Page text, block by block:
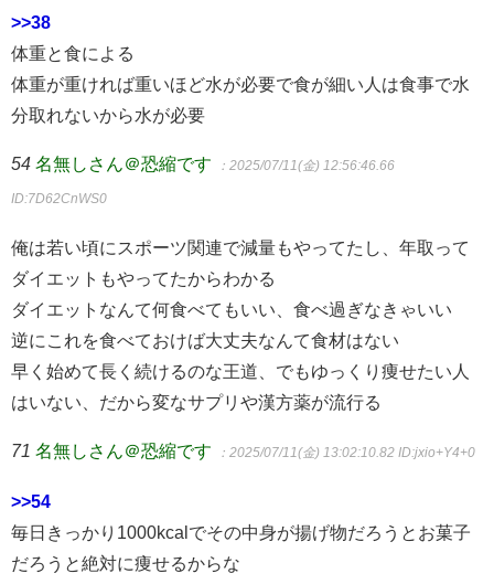
>>38
体重と食による
体重が重ければ重いほど水が必要で食が細い人は食事で水
分取れないから水が必要
54 名無しさん＠恐縮です ：2025/07/11(金) 12:56:46.66
ID:7D62CnWS0
俺は若い頃にスポーツ関連で減量もやってたし、年取って
ダイエットもやってたからわかる
ダイエットなんて何食べてもいい、食べ過ぎなきゃいい
逆にこれを食べておけば大丈夫なんて食材はない
早く始めて長く続けるのな王道、でもゆっくり痩せたい人
はいない、だから変なサプリや漢方薬が流行る
71 名無しさん＠恐縮です ：2025/07/11(金) 13:02:10.82 ID:jxio+Y4+0
>>54
毎日きっかり1000kcalでその中身が揚げ物だろうとお菓子
だろうと絶対に痩せるからな